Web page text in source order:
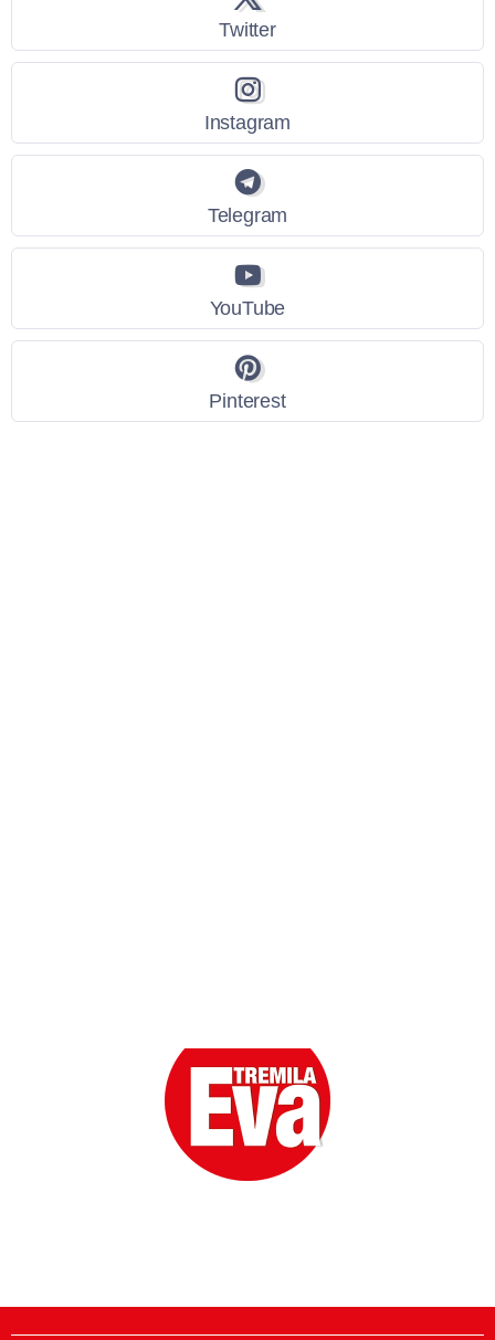
Twitter
Instagram
Telegram
YouTube
Pinterest